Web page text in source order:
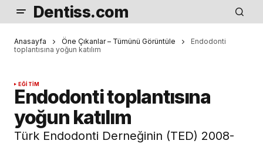
Dentiss.com
Anasayfa Öne Çıkanlar – Tümünü Görüntüle
Endodonti
toplantısına yoğun katılım
EĞITIM
Endodonti toplantısına
yoğun katılım
Türk Endodonti Derneğinin (TED) 2008-